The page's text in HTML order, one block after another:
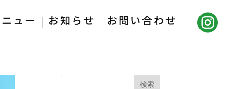
ュー お知らせ お問い合わせ 
検索